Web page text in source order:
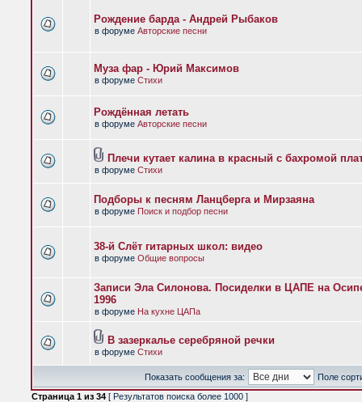
Рождение барда - Андрей Рыбаков
в форуме Авторские песни
Муза фар - Юрий Максимов
в форуме Стихи
Рождённая летать
в форуме Авторские песни
Плечи кутает калина в красный с бахромой
в форуме Стихи
Подборы к песням Ланцберга и Мирзаяна
в форуме Поиск и подбор песни
38-й Слёт гитарных школ: видео
в форуме Общие вопросы
Записи Эла Силонова. Посиделки в ЦАПЕ на
1996
в форуме На кухне ЦАПа
В зазеркалье серебряной речки
в форуме Стихи
Показать сообщения за:
Поле
Страница 1 из 34 [ Результатов поиска более 1000 ]